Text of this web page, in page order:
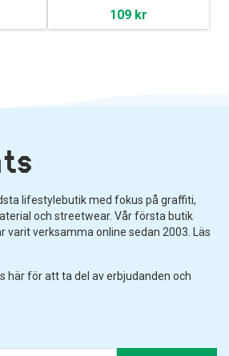
109 kr
lifestylebutik med fokus på graffiti,
och streetwear. Vår första butik
varit verksamma online sedan 2003. Läs
här för att ta del av erbjudanden och